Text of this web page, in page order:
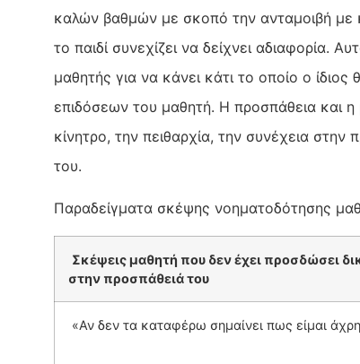
καλών βαθμών με σκοπό την ανταμοιβή με
το παιδί συνεχίζει να δείχνει αδιαφορία.
μαθητής για να κάνει κάτι το οποίο ο
επιδόσεων του μαθητή. Η προσπάθεια και η
κίνητρο, την πειθαρχία, την συνέχεια
του.
Παραδείγματα σκέψης νοηματοδότησης
Σκέψεις μαθητή που δεν έχει προσδώσει
στην προσπάθειά του
«Αν δεν τα καταφέρω σημαίνει πως είμαι